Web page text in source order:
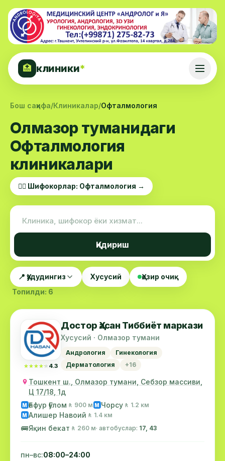
🏥 клиники*
Бош саҳифа/Клиникалар/Офталмология
Олмазор туманидаги
Офталмология
клиникалари
👨‍⚕️ Шифокорлар: Офталмология →
Қидириш
📍 Ҳудудингиз Хусусий
Ҳозир очиқ
Топилди: 6
★★★★★
★★★★★ 4.3
Достор Ҳасан Тиббиёт маркази
Хусусий · Олмазор тумани
Андрология
Гинекология
Дерматология
+16
Тошкент ш., Олмазор тумани, Себзор массиви,
Ц 17/18, 1д
М Ғафур Ғулом 🚶 900 м М Чорсу 🚶 1.2 км
М Алишер Навоий 🚶 1.4 км
🚌Яқин бекат 🚶 260 м· автобуслар: 17, 43
пн–вс:08:00–24:00